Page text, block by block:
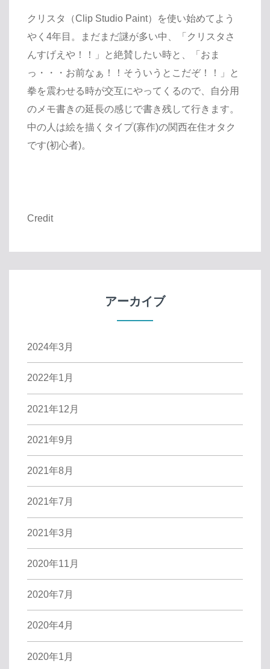
クリスタ（Clip Studio Paint）を使い始めてよう
やく4年目。まだまだ謎が多い中、「クリスタさ
んすげえや！！」と絶賛したい時と、「おま
っ・・・お前なぁ！！そういうとこだぞ！！」と
拳を震わせる時が交互にやってくるので、自分用
のメモ書きの延長の感じで書き残して行きます。
中の人は絵を描くタイプ(寡作)の関西在住オタク
です(初心者)。
Credit
アーカイブ
2024年3月
2022年1月
2021年12月
2021年9月
2021年8月
2021年7月
2021年3月
2020年11月
2020年7月
2020年4月
2020年1月